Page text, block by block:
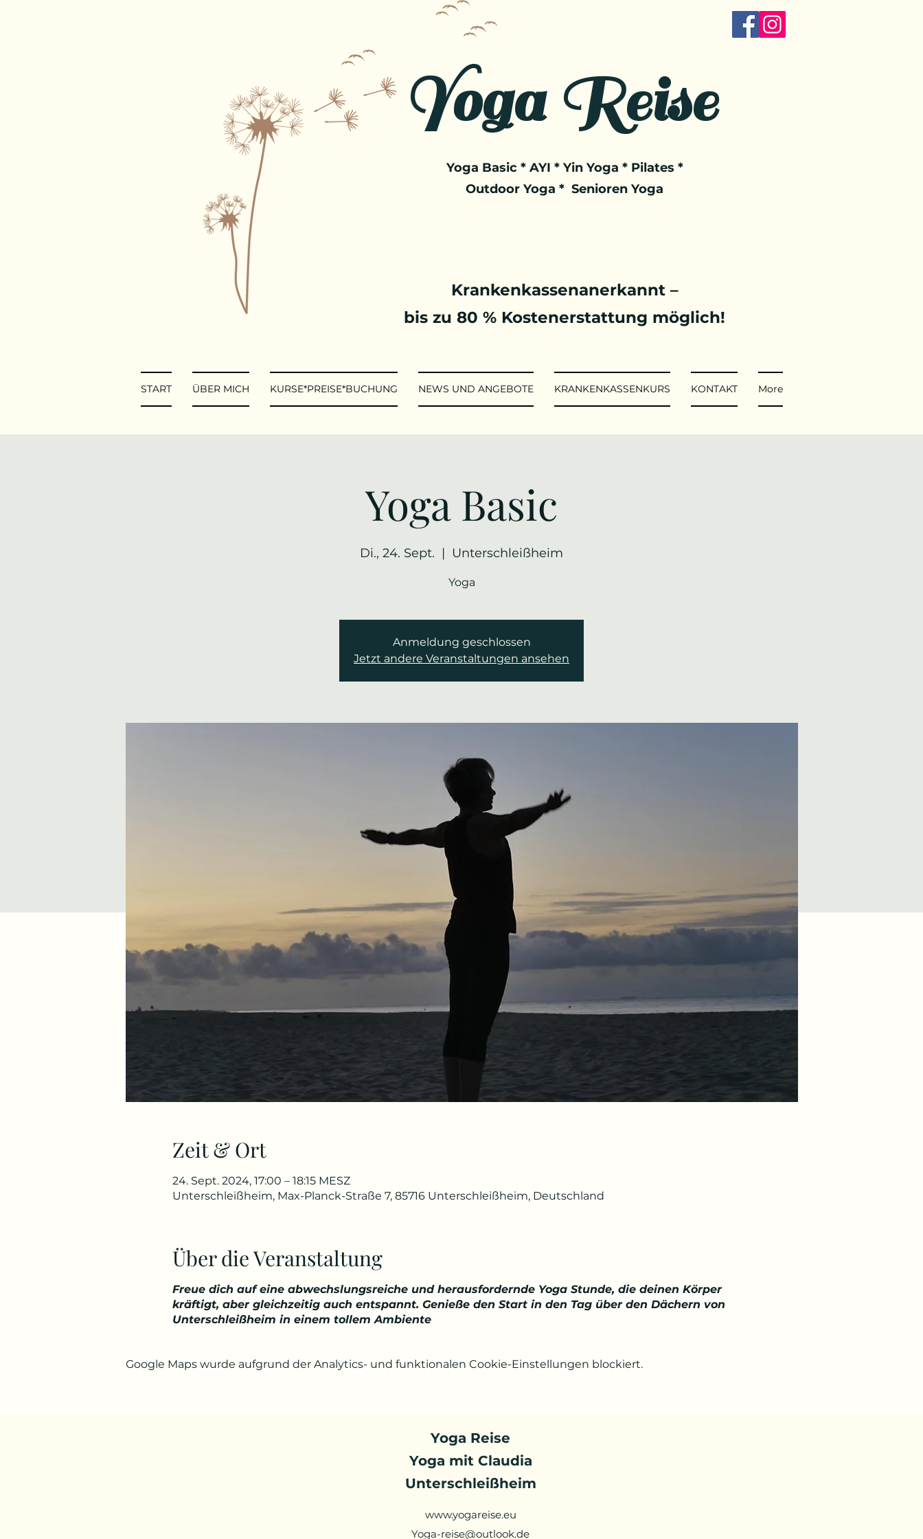
Yoga Reise
Yoga Basic * AYI * Yin Yoga * Pilates *
Outdoor Yoga * Senioren Yoga
Krankenkassenanerkannt –
bis zu 80 % Kostenerstattung möglich!
START ÜBER MICH KURSE*PREISE*BUCHUNG NEWS UND ANGEBOTE KRANKENKASSENKURS KONTAKT More
Yoga Basic
Di., 24. Sept.
  |
Unterschleißheim
Yoga
Anmeldung geschlossen
Jetzt andere Veranstaltungen ansehen
Zeit & Ort
24. Sept. 2024, 17:00 – 18:15 MESZ
Unterschleißheim, Max-Planck-Straße 7, 85716 Unterschleißheim, Deutschland
Über die Veranstaltung
Freue dich auf eine abwechslungsreiche und herausfordernde Yoga Stunde, die deinen Körper
kräftigt, aber gleichzeitig auch entspannt. Genieße den Start in den Tag über den Dächern von
Unterschleißheim in einem tollem Ambiente
Google Maps wurde aufgrund der Analytics- und funktionalen Cookie-Einstellungen blockiert.
Yoga Reise
Yoga mit Claudia
Unterschleißheim
www.yogareise.eu
Yoga-reise@outlook.de